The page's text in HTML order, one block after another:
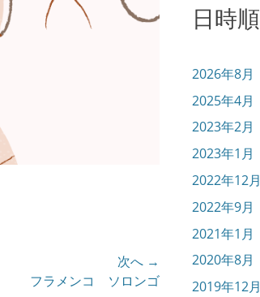
次へ →
フラメンコ ソロンゴ
日時順
2026年8月
2025年4月
2023年2月
2023年1月
2022年12月
2022年9月
2021年1月
2020年8月
2019年12月